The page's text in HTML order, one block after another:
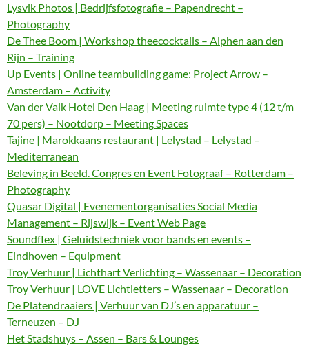
Lysvik Photos | Bedrijfsfotografie – Papendrecht –
Photography
De Thee Boom | Workshop theecocktails – Alphen aan den
Rijn – Training
Up Events | Online teambuilding game: Project Arrow –
Amsterdam – Activity
Van der Valk Hotel Den Haag | Meeting ruimte type 4 (12 t/m
70 pers) – Nootdorp – Meeting Spaces
Tajine | Marokkaans restaurant | Lelystad – Lelystad –
Mediterranean
Beleving in Beeld. Congres en Event Fotograaf – Rotterdam –
Photography
Quasar Digital | Evenementorganisaties Social Media
Management – Rijswijk – Event Web Page
Soundflex | Geluidstechniek voor bands en events –
Eindhoven – Equipment
Troy Verhuur | Lichthart Verlichting – Wassenaar – Decoration
Troy Verhuur | LOVE Lichtletters – Wassenaar – Decoration
De Platendraaiers | Verhuur van DJ’s en apparatuur –
Terneuzen – DJ
Het Stadshuys – Assen – Bars & Lounges